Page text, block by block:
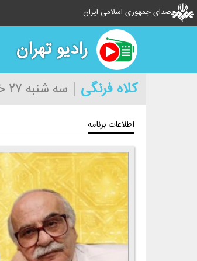
صدای جمهوری اسلامی ایران
رادیو تهران
كلاه فرنگی سه شنبه ۲۷ خرداد ۱۴۰۴
اطلاعات برنامه